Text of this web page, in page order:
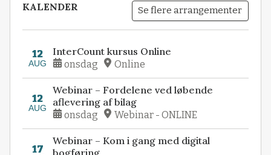
KALENDER Se flere arrangementer
12
AUG
InterCount kursus Online
onsdag Online
12
AUG
Webinar – Fordelene ved løbende
aflevering af bilag
onsdag Webinar - ONLINE
17
Webinar – Kom i gang med digital